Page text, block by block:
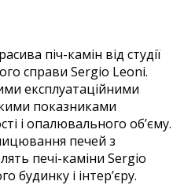
піч-камін від студії
справи Sergio Leoni.
експлуатаційними
показниками
і опалювального об’єму.
печей з
печі-каміни Sergio
будинку і інтер’єру.